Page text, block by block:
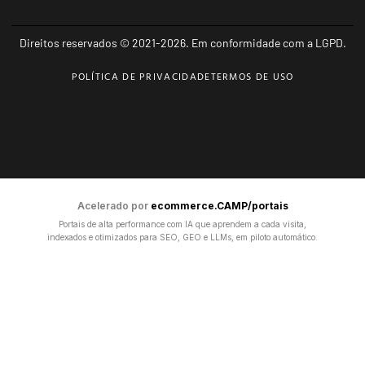
Direitos reservados © 2021-2026. Em conformidade com a LGPD.
POLÍTICA DE PRIVACIDADETERMOS DE USO
Acelerado por ecommerce.CAMP/portais
Portais de alta performance com IA que aprendem a cada visita,
indexados e otimizados para SEO, GEO e LLMs, em piloto automático.